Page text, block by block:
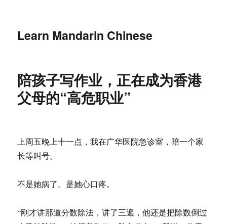
Learn Mandarin Chinese
陪孩子写作业，正在成为香港
父母的“高危职业”
上周五晚上十一点，我在广华医院急诊室，陪一个家
长等叫号。
不是她病了。是她心口疼。
“刚才讲那道分数除法，讲了三遍，他还是把除数倒过